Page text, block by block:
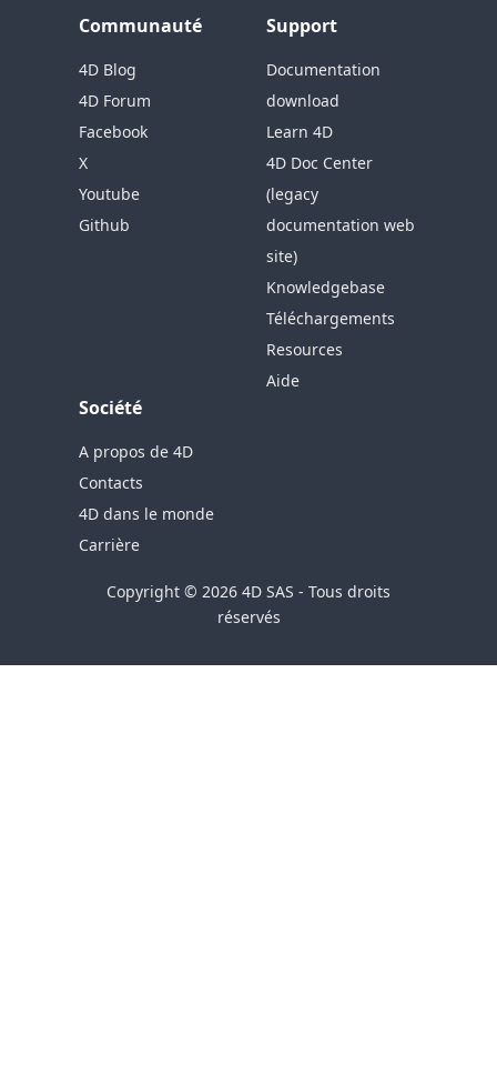
Communauté
4D Blog
4D Forum
Facebook
X
Youtube
Github
Support
Documentation
download
Learn 4D
4D Doc Center
(legacy
documentation web
site)
Knowledgebase
Téléchargements
Resources
Aide
Société
A propos de 4D
Contacts
4D dans le monde
Carrière
Copyright © 2026 4D SAS - Tous droits
réservés